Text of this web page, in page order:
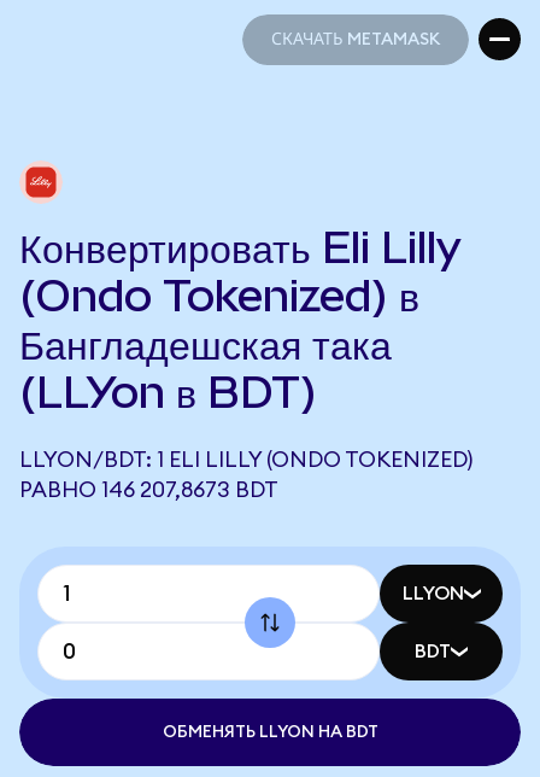
СКАЧАТЬ METAMASK
Конвертировать Eli Lilly
(Ondo Tokenized) в
Бангладешская така
(LLYon в BDT)
LLYON/BDT: 1 ELI LILLY (ONDO TOKENIZED)
РАВНО 146 207,8673 BDT
LLYON
BDT
ОБМЕНЯТЬ LLYON НА BDT